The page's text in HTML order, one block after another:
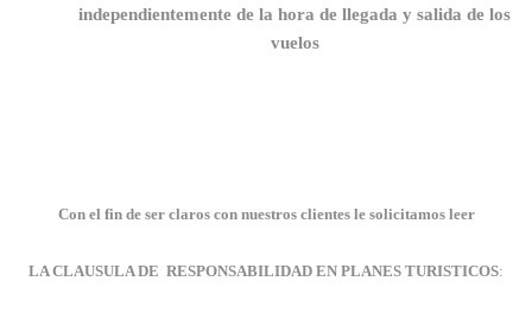
independientemente de la hora de llegada y salida de los
vuelos
Con el fin de ser claros con nuestros clientes le solicitamos leer
LA CLAUSULA DE RESPONSABILIDAD EN PLANES TURISTICOS: